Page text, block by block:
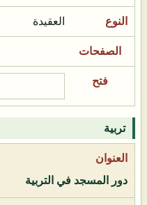
العقيدة
تربية
دور المسجد في التربية